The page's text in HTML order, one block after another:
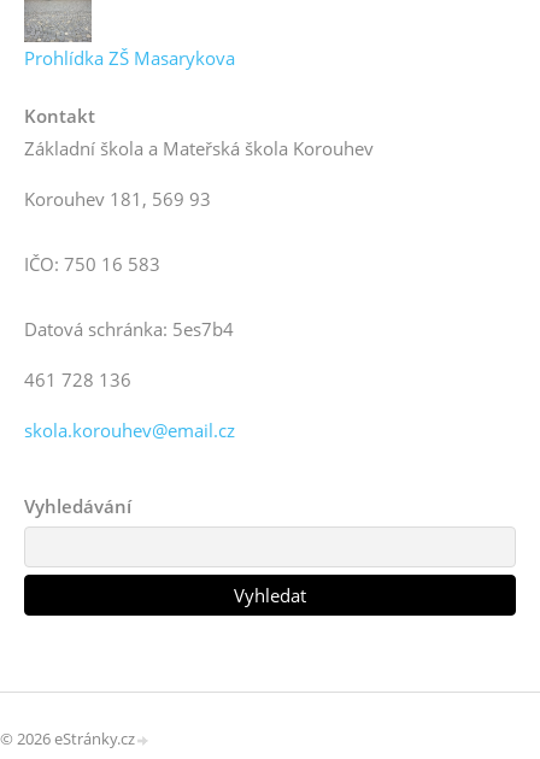
Prohlídka ZŠ Masarykova
Kontakt
Základní škola a Mateřská škola Korouhev
Korouhev 181, 569 93
IČO: 750 16 583
Datová schránka: 5es7b4
461 728 136
skola.korouhev@email.cz
Vyhledávání
© 2026 eStránky.cz